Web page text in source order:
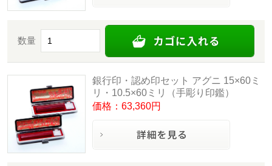
数量
銀行印・認め印セット アグニ 15×60ミ
リ・10.5×60ミリ（手彫り印鑑）
価格：63,360円